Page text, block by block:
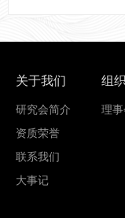
研究会简介
资质荣誉
联系我们
大事记
关于我们
理事
组